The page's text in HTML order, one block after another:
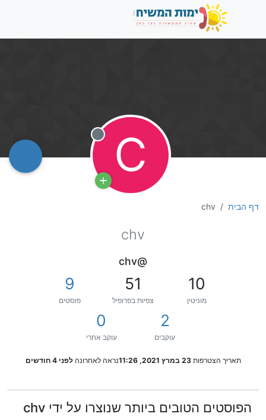
דף הבית chv
C מנותק
chv
@chv
10
מוניטין
51
צפיות בפרופיל
9
פוסטים
2
עוקבים
0
עוקב אחרי
תאריך הצטרפות 23 במרץ 2021, 11:26 נראה לאחרונה לפני 4 חודשים
הפוסטים הטובים ביותר שנוצרו על ידי chv